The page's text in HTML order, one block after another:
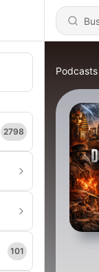
2798
101
Podcasts